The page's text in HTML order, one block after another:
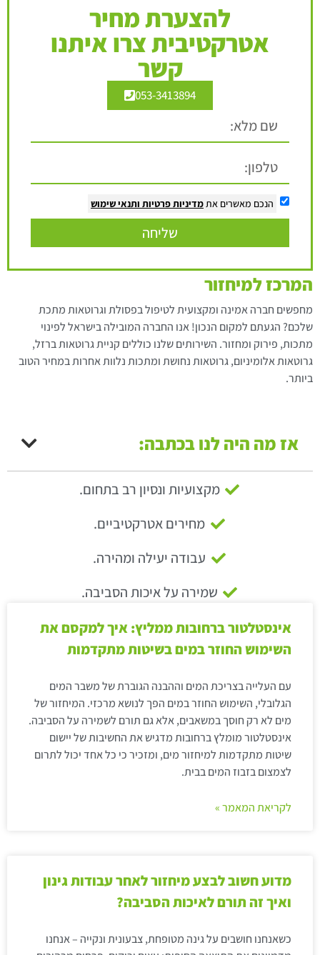
להצערת מחיר
אטרקטיבית צרו איתנו
קשר
053-3413894
הנכם מאשרים אתמדיניות פרטיות ותנאי שימוש
שליחה
המרכז למיחזור
מחפשים חברה אמינה ומקצועית לטיפול בפסולת וגרוטאות מתכת
שלכם? הגעתם למקום הנכון! אנו החברה המובילה בישראל לפינוי
מתכות, פירוק ומחזור. השירותים שלנו כוללים קניית גרוטאות ברזל,
גרוטאות אלומיניום, גרוטאות נחושת ומתכות נלוות אחרות במחיר הטוב
ביותר.
אז מה היה לנו בכתבה:
מקצועיות ונסיון רב בתחום.
מחירים אטרקטיביים.
עבודה יעילה ומהירה.
שמירה על איכות הסביבה.
אינסטלטור ברחובות ממליץ: איך למקסם את
השימוש החוזר במים בשיטות מתקדמות
עם העלייה בצריכת המים וההבנה הגוברת של משבר המים
הגלובלי, השימוש החוזר במים הפך לנושא מרכזי. המיחזור של
מים לא רק חוסך במשאבים, אלא גם תורם לשמירה על הסביבה.
אינסטלטור מומלץ ברחובות מדגיש את החשיבות של יישום
שיטות מתקדמות למיחזור מים, ומזכיר כי כל אחד יכול לתרום
לצמצום בזבוז המים בבית.
לקריאת המאמר »
מדוע חשוב לבצע מיחזור לאחר עבודות גינון
ואיך זה תורם לאיכות הסביבה?
כשאנחנו חושבים על גינה מטופחת, צבעונית ונקייה – אנחנו